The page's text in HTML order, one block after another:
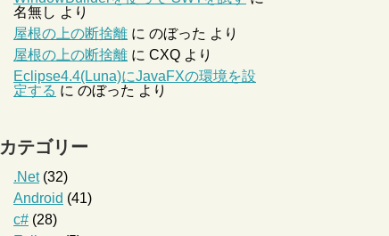
名無し より
屋根の上の断捨離 に のぼった より
屋根の上の断捨離 に CXQ より
Eclipse4.4(Luna)にJavaFXの環境を設
定する に のぼった より
カテゴリー
.Net(32)
Android (41)
c# (28)